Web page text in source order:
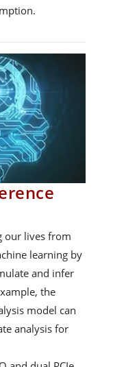
our lives from
learning by
and infer
the
model can
analysis for